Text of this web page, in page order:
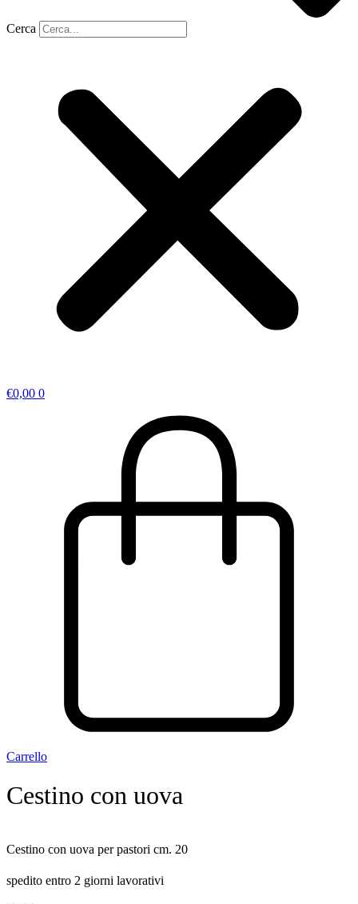
Cerca
€0,00 0
Carrello
Cestino con uova
Cestino con uova per pastori cm. 20
spedito entro 2 giorni lavorativi